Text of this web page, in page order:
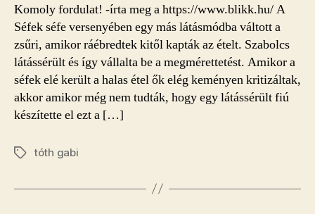
Komoly fordulat! -írta meg a https://www.blikk.hu/ A
Séfek séfe versenyében egy más látásmódba váltott a
zsűri, amikor ráébredtek kitől kapták az ételt. Szabolcs
látássérült és így vállalta be a megmérettetést. Amikor a
séfek elé került a halas étel ők elég keményen kritizáltak,
akkor amikor még nem tudták, hogy egy látássérült fiú
készítette el ezt a […]
Címkéktóth gabi